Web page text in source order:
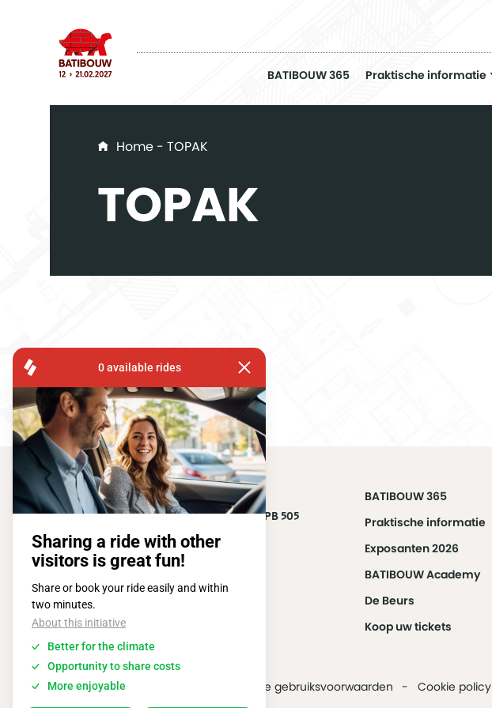
BATIBOUW 365 Praktische informatie
You are here
Home - TOPAK
TOPAK
eSafe
FISA OPERATIONS
ATOMIUMSQUARE, 1 PB 505
1020 BRUSSEL
Tel:+ 32 2 663 14 01
BATIBOUW 365
Praktische informatie
Exposanten 2026
BATIBOUW Academy
De Beurs
Koop uw tickets
2026 @ All rights reserved Algemene gebruiksvoorwaarden Cookie policy